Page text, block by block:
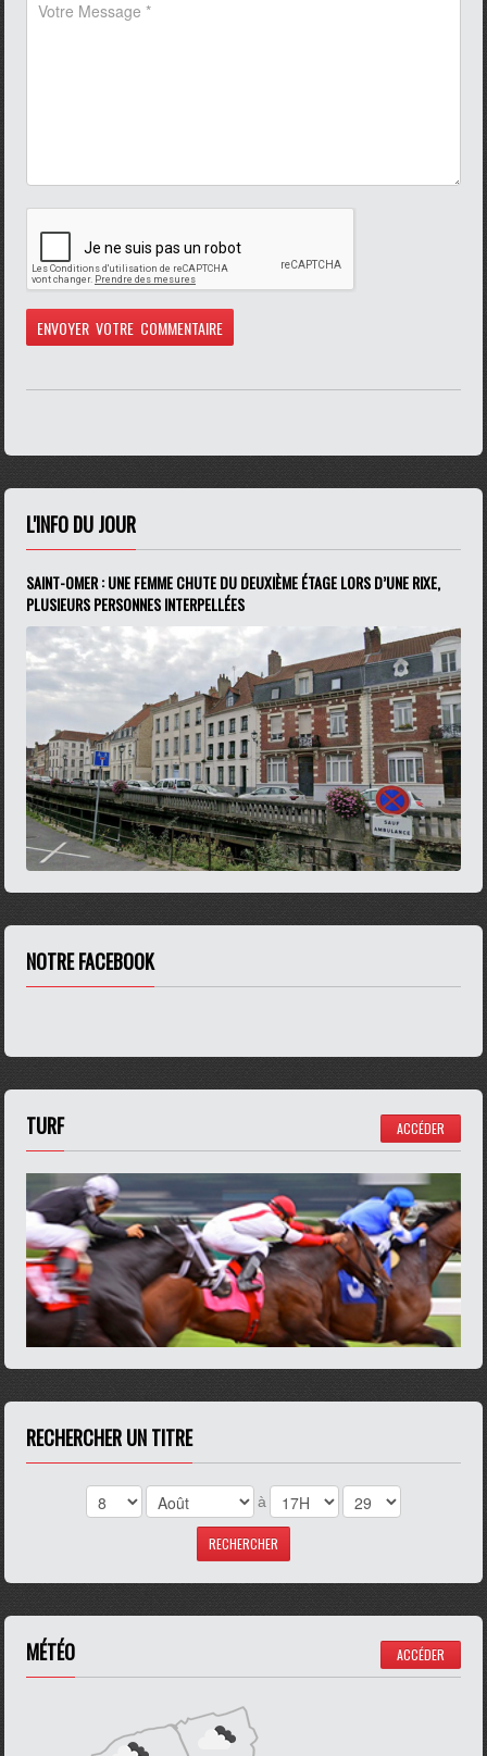
L'INFO DU JOUR
SAINT-OMER : UNE FEMME CHUTE DU DEUXIÈME ÉTAGE LORS D’UNE RIXE,
PLUSIEURS PERSONNES INTERPELLÉES
NOTRE FACEBOOK
TURF ACCÉDER
RECHERCHER UN TITRE
à
MÉTÉO ACCÉDER